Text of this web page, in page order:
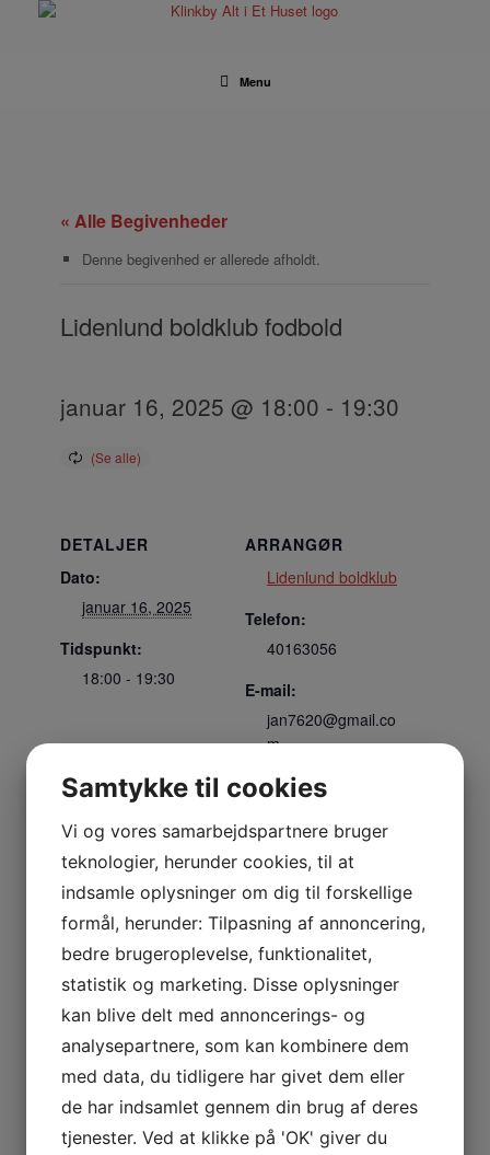
Menu
« Alle Begivenheder
Denne begivenhed er allerede afholdt.
Lidenlund boldklub fodbold
januar 16, 2025 @ 18:00 - 19:30
DETALJER
Dato:
januar 16, 2025
Tidspunkt:
18:00 - 19:30
STED
Hallen
Nejrupvej 2, 7620 Lemvig
Lemvig, 7620 Danmark + Google Maps
ARRANGØR
Lidenlund boldklub
Telefon:
40163056
E-mail:
jan7620@gmail.co
m
Se Arrangør
LGF Fodbold U. 8 drenge Mix Fitness
Samtykke til cookies
Vi og vores samarbejdspartnere bruger
teknologier, herunder cookies, til at
indsamle oplysninger om dig til forskellige
formål, herunder: Tilpasning af annoncering,
bedre brugeroplevelse, funktionalitet,
statistik og marketing. Disse oplysninger
kan blive delt med annoncerings- og
analysepartnere, som kan kombinere dem
med data, du tidligere har givet dem eller
de har indsamlet gennem din brug af deres
tjenester. Ved at klikke på 'OK' giver du